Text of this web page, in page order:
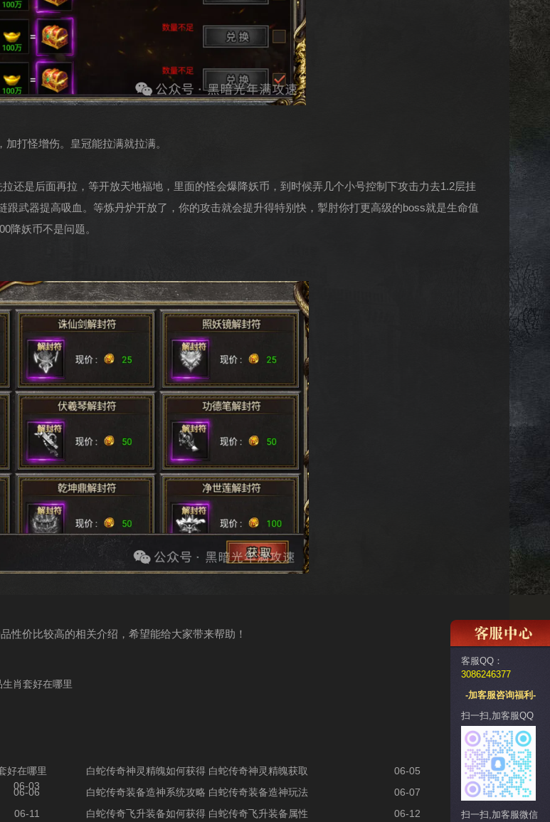
打怪增伤。皇冠能拉满就拉满。
还是后面再拉，等开放天地福地，里面的怪会爆降妖币，到时候弄几个小号控制下攻击力去1.2层挂
武器提高吸血。等炼丹炉开放了，你的攻击就会提升得特别快，掣肘你打更高级的boss就是生命值
降妖币不是问题。
性价比较高的相关介绍，希望能给大家带来帮助！
肖套好在哪里
好在哪里
06-03
白蛇传奇神灵精魄如何获得 白蛇传奇神灵精魄获取
06-05
06-06 白蛇传奇装备造神系统攻略 白蛇传奇装备造神玩法
06-07
06-11 白蛇传奇飞升装备如何获得 白蛇传奇飞升装备属性 06-12
客服QQ：
3086246377
-加客服咨询福利-
扫一扫,加客服QQ
扫一扫,加客服微信